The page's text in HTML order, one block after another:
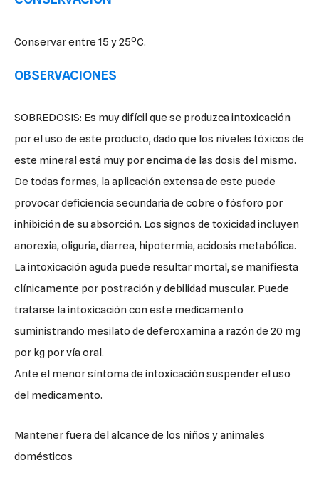
Conservar entre 15 y 25ºC.
OBSERVACIONES
SOBREDOSIS: Es muy difícil que se produzca intoxicación
por el uso de este producto, dado que los niveles tóxicos de
este mineral está muy por encima de las dosis del mismo.
De todas formas, la aplicación extensa de este puede
provocar deficiencia secundaria de cobre o fósforo por
inhibición de su absorción. Los signos de toxicidad incluyen
anorexia, oliguria, diarrea, hipotermia, acidosis metabólica.
La intoxicación aguda puede resultar mortal, se manifiesta
clínicamente por postración y debilidad muscular. Puede
tratarse la intoxicación con este medicamento
suministrando mesilato de deferoxamina a razón de 20 mg
por kg por vía oral.
Ante el menor síntoma de intoxicación suspender el uso
del medicamento.
Mantener fuera del alcance de los niños y animales
domésticos